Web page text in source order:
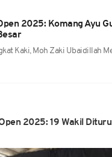
2025: Komang Ayu
Kaki, Moh Zaki Ubaidillah
2025: 19 Wakil